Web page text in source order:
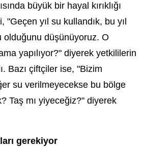
büyük bir hayal kırıklığı
"Geçen yıl su kullandık, bu yıl
olduğunu düşünüyoruz. O
yapılıyor?" diyerek yetkililerin
Bazı çiftçiler ise, "Bizim
su verilmeyecekse bu bölge
Taş mı yiyeceğiz?" diyerek
gerekiyor